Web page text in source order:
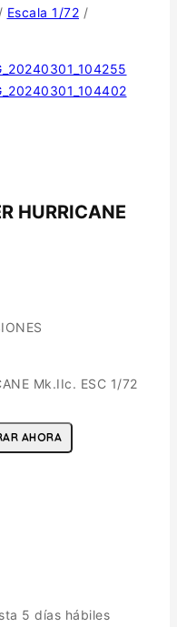
/ Escala 1/72 /
HURRICANE
Mk.IIc. ESC 1/72
AHORA
5 días hábiles